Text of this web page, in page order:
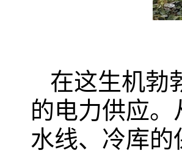
在这生机勃
的电力供应
水线、冷库